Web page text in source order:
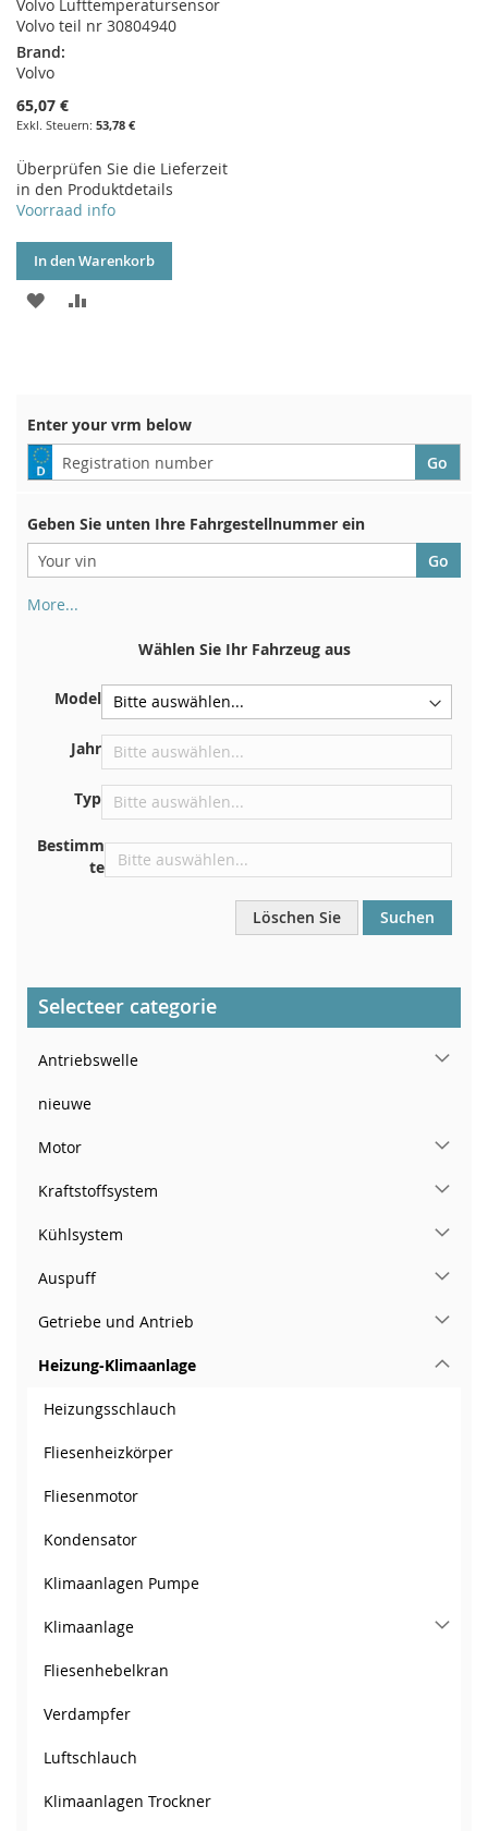
Volvo Lufttemperatursensor
Volvo teil nr 30804940
Brand:
Volvo
65,07 €
53,78 €
Überprüfen Sie die Lieferzeit
in den Produktdetails
Voorraad info
In den Warenkorb
ZUR
Enter your vrm below
Geben Sie unten Ihre Fahrgestellnummer ein
More...
Zulassungsbescheinigung. Und auch im Auto
Auf der Bodenplatte für den rechten Vordersitz
Zentrieren Sie es an der Trennwand unter der Haube
Direkt im Motorraum
Armaturenbrett
Wählen Sie Ihr Fahrzeug aus
Model
Jahr
Typ
Bestimm
te
Löschen Sie Suchen
Selecteer categorie
Antriebswelle
nieuwe
Motor
Kraftstoffsystem
Kühlsystem
Auspuff
Getriebe und Antrieb
Heizung-Klimaanlage
Heizungsschlauch
Fliesenheizkörper
Fliesenmotor
Kondensator
Klimaanlagen Pumpe
Klimaanlage
Fliesenhebelkran
Verdampfer
Luftschlauch
Klimaanlagen Trockner